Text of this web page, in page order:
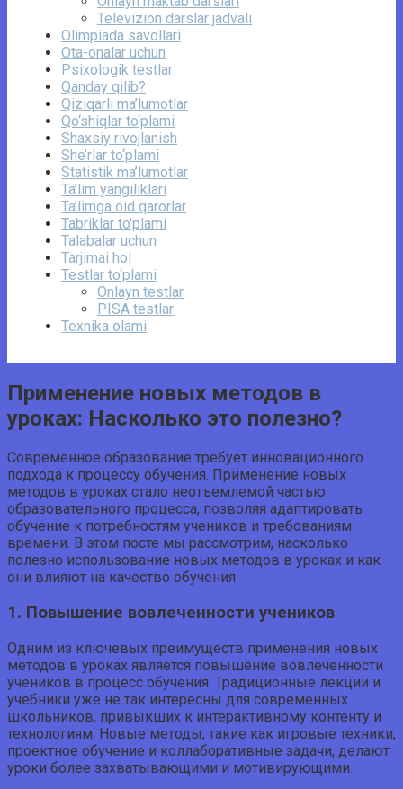
Televizion darslar jadvali
Olimpiada savollari
Ota-onalar uchun
Psixologik testlar
Qanday qilib?
Qiziqarli ma’lumotlar
Qo‘shiqlar to‘plami
Shaxsiy rivojlanish
She’rlar to‘plami
Statistik ma’lumotlar
Ta’lim yangiliklari
Ta’limga oid qarorlar
Tabriklar to'plami
Talabalar uchun
Tarjimai hol
Testlar to‘plami
Onlayn testlar
PISA testlar
Texnika olami
Применение новых методов в
уроках: Насколько это полезно?
Современное образование требует инновационного
подхода к процессу обучения. Применение новых
методов в уроках стало неотъемлемой частью
образовательного процесса, позволяя адаптировать
обучение к потребностям учеников и требованиям
времени. В этом посте мы рассмотрим, насколько
полезно использование новых методов в уроках и как
они влияют на качество обучения.
1. Повышение вовлеченности учеников
Одним из ключевых преимуществ применения новых
методов в уроках является повышение вовлеченности
учеников в процесс обучения. Традиционные лекции и
учебники уже не так интересны для современных
школьников, привыкших к интерактивному контенту и
технологиям. Новые методы, такие как игровые техники,
проектное обучение и коллаборативные задачи, делают
уроки более захватывающими и мотивирующими.